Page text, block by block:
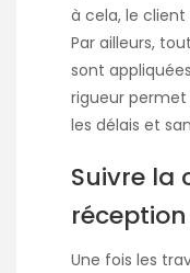
à cela, le
Par ailleurs,
sont
rigueur permet
les délais et
Suivre la
Une fois les